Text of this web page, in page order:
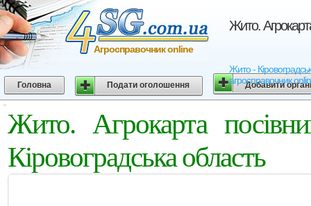
Жито.
Жито -
агросправочник
Агросправочник online
Головна Подати оголошення Добавити
Жито. Агрокарта
Кіровоградська область